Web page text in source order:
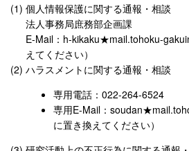
個人情報保護に関する通報・相談
法人事務局庶務部企画課
E-Mail：h-kikaku★mail.tohoku-
えてください）
ハラスメントに関する通報・相談
専用電話：022-264-6524
専用E-Mail：
に置き換えてください）